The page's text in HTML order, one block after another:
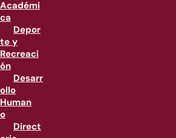
Académi
ca
Depor
te y
Recreaci
ón
Desarr
ollo
Human
o
Direct